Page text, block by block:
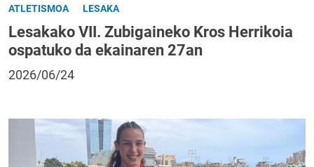
ATLETISMOA LESAKA
Lesakako VII. Zubigaineko Kros Herrikoia
ospatuko da ekainaren 27an
2026/06/24